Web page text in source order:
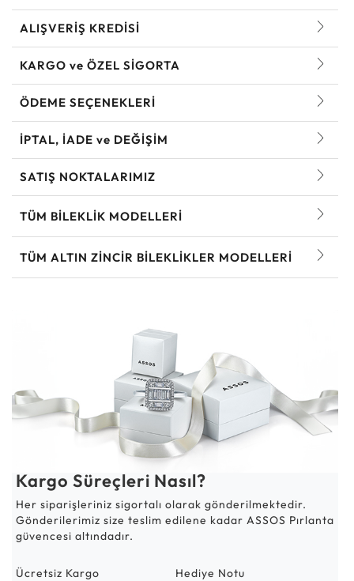
ALIŞVERİŞ KREDİSİ
KARGO ve ÖZEL SİGORTA
ÖDEME SEÇENEKLERİ
İPTAL, İADE ve DEĞİŞİM
SATIŞ NOKTALARIMIZ
TÜM BILEKLIK MODELLERI
TÜM ALTIN ZINCIR BILEKLIKLER MODELLERI
Kargo Süreçleri Nasıl?
Her siparişleriniz sigortalı olarak gönderilmektedir.
Gönderilerimiz size teslim edilene kadar ASSOS Pırlanta
güvencesi altındadır.
Ücretsiz Kargo Hediye Notu